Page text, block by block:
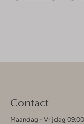
Contact
Maandag - Vrijdag